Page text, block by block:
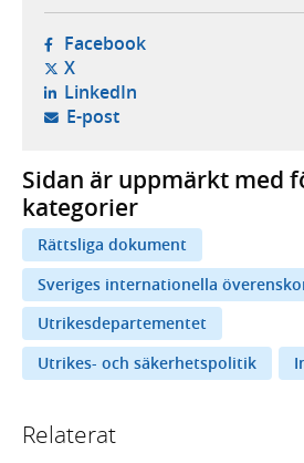
Facebook- öppnas i ny flik,
X- öppnas i ny flik, extern
LinkedIn- öppnas i ny flik,
E-post- öppnar din e-
Sidan är uppmärkt med
kategorier
Rättsliga dokument
Sveriges internationella
Utrikesdepartementet
Utrikes- och säkerhetspolitik
Relaterat